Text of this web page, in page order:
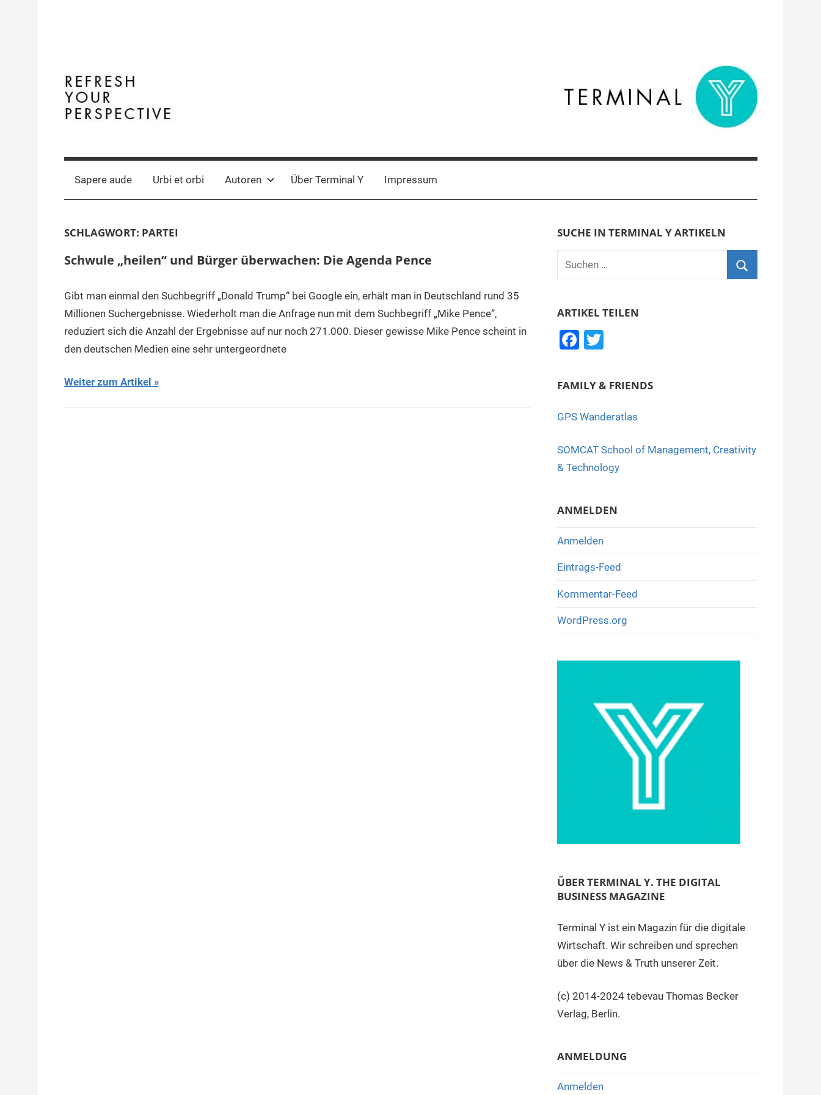
Terminal
Y
Digital
Business
Sapere aude Urbi et orbi Autoren Über Terminal Y Impressum
SCHLAGWORT: PARTEI
Schwule „heilen“ und Bürger überwachen: Die Agenda Pence
Gibt man einmal den Suchbegriff „Donald Trump“ bei Google ein, erhält man in Deutschland rund 35
Millionen Suchergebnisse. Wiederholt man die Anfrage nun mit dem Suchbegriff „Mike Pence“,
reduziert sich die Anzahl der Ergebnisse auf nur noch 271.000. Dieser gewisse Mike Pence scheint in
den deutschen Medien eine sehr untergeordnete
Weiter zum Artikel
SUCHE IN TERMINAL Y ARTIKELN
Suchen
nach:
ARTIKEL TEILEN
F
c
b
o
k
T
tt
FAMILY & FRIENDS
GPS Wanderatlas
SOMCAT School of Management, Creativity
& Technology
ANMELDEN
Anmelden
Eintrags-Feed
Kommentar-Feed
WordPress.org
ÜBER TERMINAL Y. THE DIGITAL
BUSINESS MAGAZINE
Terminal Y ist ein Magazin für die digitale
Wirtschaft. Wir schreiben und sprechen
über die News & Truth unserer Zeit.
(c) 2014-2024 tebevau Thomas Becker
Verlag, Berlin.
ANMELDUNG
Anmelden